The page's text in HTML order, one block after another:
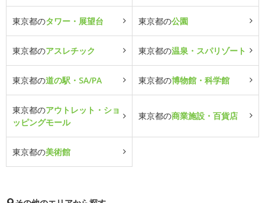
東京都のタワー・展望台 東京都の公園
東京都のアスレチック 東京都の温泉・スパリゾート
東京都の道の駅・SA/PA 東京都の博物館・科学館
東京都のアウトレット・ショ
ッピングモール
東京都の商業施設・百貨店
東京都の美術館